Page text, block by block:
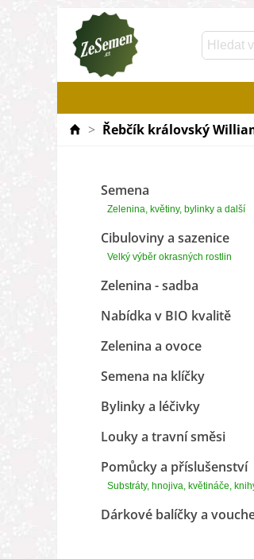
> Řebčík královský
Semena
Zelenina, květiny, bylinky a další
Cibuloviny a sazenice
Velký výběr okrasných rostlin
Zelenina - sadba
Nabídka v BIO kvalitě
Zelenina a ovoce
Semena na klíčky
Bylinky a léčivky
Louky a travní směsi
Pomůcky a příslušenství
Substráty, hnojiva, květináče,
Dárkové balíčky a